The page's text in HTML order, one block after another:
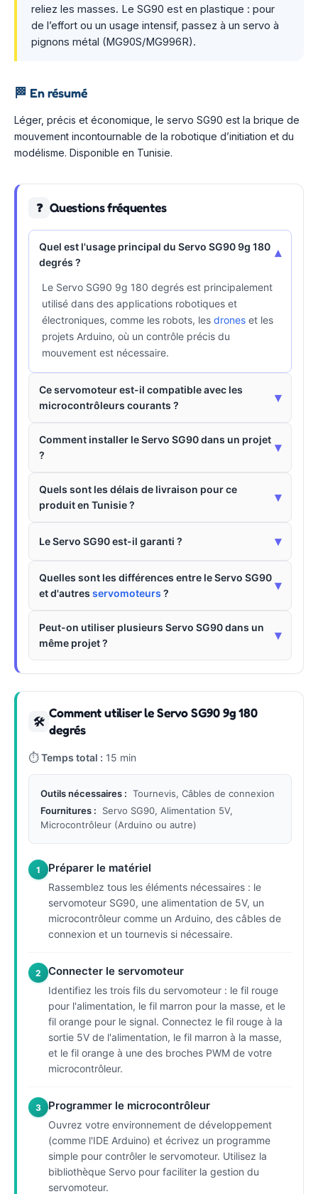
reliez les masses. Le SG90 est en plastique : pour
de l’effort ou un usage intensif, passez à un servo à
pignons métal (MG90S/MG996R).
🏁 En résumé
Léger, précis et économique, le servo SG90 est la brique de
mouvement incontournable de la robotique d’initiation et du
modélisme. Disponible en Tunisie.
❓ Questions fréquentes
Quel est l'usage principal du Servo SG90 9g 180
degrés ?
▾
Le Servo SG90 9g 180 degrés est principalement
utilisé dans des applications robotiques et
électroniques, comme les robots, les drones et les
projets Arduino, où un contrôle précis du
mouvement est nécessaire.
Ce servomoteur est-il compatible avec les
microcontrôleurs courants ?
▾
Comment installer le Servo SG90 dans un projet
?
▾
Quels sont les délais de livraison pour ce
produit en Tunisie ?
▾
Le Servo SG90 est-il garanti ? ▾
Quelles sont les différences entre le Servo SG90
et d'autres servomoteurs ?
▾
Peut-on utiliser plusieurs Servo SG90 dans un
même projet ?
▾
🛠
Comment utiliser le Servo SG90 9g 180
degrés
⏱Temps total : 15 min
Outils nécessaires : Tournevis, Câbles de connexion
Fournitures :
Servo SG90, Alimentation 5V,
Microcontrôleur (Arduino ou autre)
1 Préparer le matériel
Rassemblez tous les éléments nécessaires : le
servomoteur SG90, une alimentation de 5V, un
microcontrôleur comme un Arduino, des câbles de
connexion et un tournevis si nécessaire.
2 Connecter le servomoteur
Identifiez les trois fils du servomoteur : le fil rouge
pour l'alimentation, le fil marron pour la masse, et le
fil orange pour le signal. Connectez le fil rouge à la
sortie 5V de l'alimentation, le fil marron à la masse,
et le fil orange à une des broches PWM de votre
microcontrôleur.
3 Programmer le microcontrôleur
Ouvrez votre environnement de développement
(comme l'IDE Arduino) et écrivez un programme
simple pour contrôler le servomoteur. Utilisez la
bibliothèque Servo pour faciliter la gestion du
servomoteur.